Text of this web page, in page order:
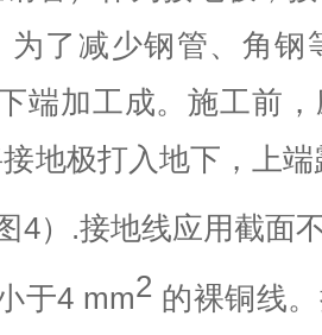
为了减少钢管、 角钢
端加工成。施工前 ，
地极打入地下 ，上端
4） .接地线应用截面
于4 mm2 的裸铜线。